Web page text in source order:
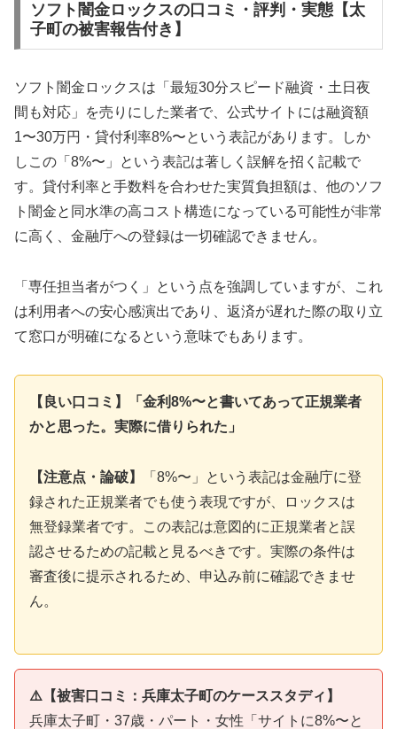
ソフト闇金ロックスの口コミ・評判・実態【太
子町の被害報告付き】
ソフト闇金ロックスは「最短30分スピード融資・土日夜
間も対応」を売りにした業者で、公式サイトには融資額
1〜30万円・貸付利率8%〜という表記があります。しか
しこの「8%〜」という表記は著しく誤解を招く記載で
す。貸付利率と手数料を合わせた実質負担額は、他のソフ
ト闇金と同水準の高コスト構造になっている可能性が非常
に高く、金融庁への登録は一切確認できません。
「専任担当者がつく」という点を強調していますが、これ
は利用者への安心感演出であり、返済が遅れた際の取り立
て窓口が明確になるという意味でもあります。
【良い口コミ】「金利8%〜と書いてあって正規業者
かと思った。実際に借りられた」
【注意点・論破】
「8%〜」という表記は金融庁に登
録された正規業者でも使う表現ですが、ロックスは
無登録業者です。この表記は意図的に正規業者と誤
認させるための記載と見るべきです。実際の条件は
審査後に提示されるため、申込み前に確認できませ
ん。
⚠️【被害口コミ：兵庫太子町のケーススタディ】
兵庫太子町・37歳・パート・女性「サイトに8%〜と